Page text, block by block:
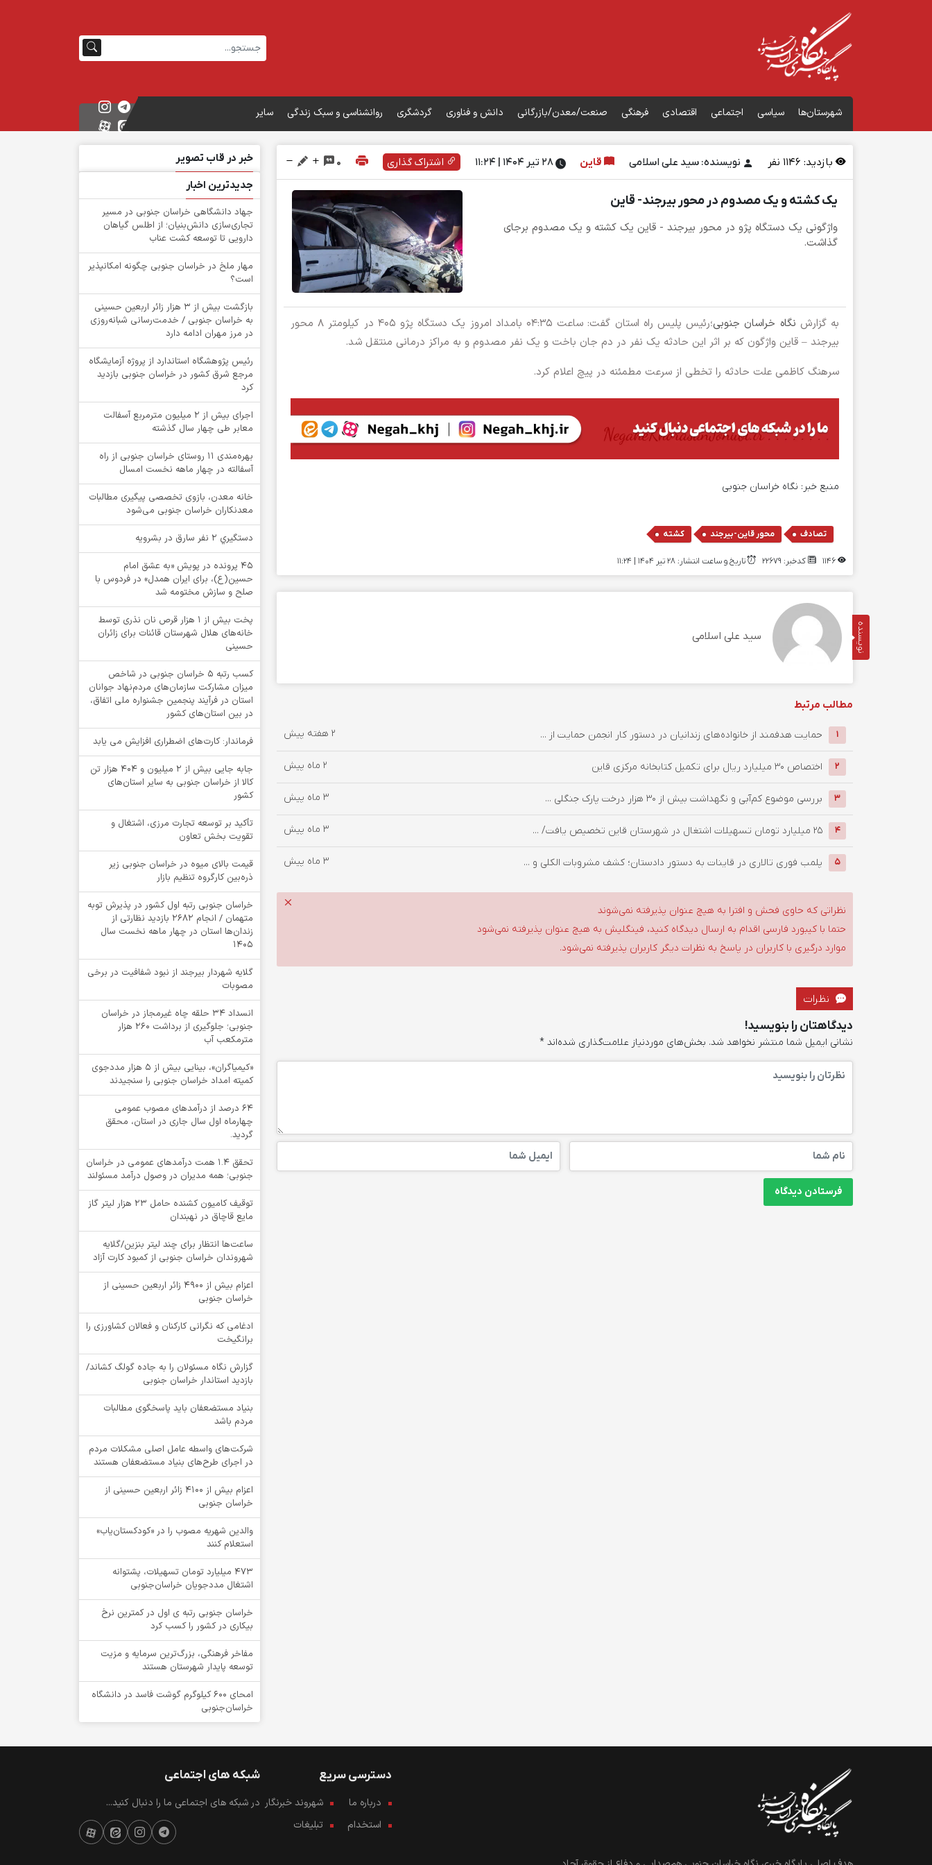
شهرستان‌ها سیاسی اجتماعی اقتصادی فرهنگی صنعت/معدن/بازرگانی دانش و فناوری گردشگری روانشناسی و سبک زندگی سایر
بازدید: نفر نویسنده: سید علی اسلامی قاین ۲۸ تیر ۱۴۰۴ | 11:24 اشتراک گذاری 0
یک کشته و یک مصدوم در محور بیرجند- قاین
واژگونی یک دستگاه پژو در محور بیرجند - قاین یک کشته و یک مصدوم برجای
گذاشت.
به گزارش نگاه خراسان جنوبی
؛رئیس پلیس راه استان گفت: ساعت ۰۴:۳۵ بامداد امروز یک دستگاه پژو ۴۰۵ در کیلومتر ۸ محور
بیرجند – قاین واژگون که بر اثر این حادثه یک نفر در دم جان باخت و یک نفر مصدوم و به مراکز درمانی منتقل شد.
سرهنگ کاظمی علت حادثه را تخطی از سرعت مطمئنه در پیچ اعلام کرد.
منبع خبر: نگاه خراسان جنوبی
تصادف , محور قاین-بیرجند , کشته
کدخبر: 22679 تاریخ و ساعت انتشار: ۲۸ تیر ۱۴۰۴ | 11:24
نویسنده سید علی اسلامی
مطالب مرتبط
1 حمایت هدفمند از خانواده‌های زندانیان در دستور کار انجمن حمایت از ... 2 هفته پیش
2 اختصاص ۳۰ میلیارد ریال برای تکمیل کتابخانه مرکزی قاین 2 ماه پیش
3 بررسی موضوع کم‌آبی و نگهداشت بیش از ۳۰ هزار درخت پارک جنگلی ... 3 ماه پیش
4 ۲۵ میلیارد تومان تسهیلات اشتغال در شهرستان قاین تخصیص یافت/ ... 3 ماه پیش
5 پلمب فوری تالاری در قاینات به دستور دادستان؛ کشف مشروبات الکلی و ... 3 ماه پیش
نظراتی که حاوی فحش و افترا به هیچ عنوان پذیرفته نمی‌شوند
حتما با کیبورد فارسی اقدام به ارسال دیدگاه کنید، فینگلیش به هیچ عنوان پذیرفته نمی‌شود
موارد درگیری با کاربران در پاسخ به نظرات دیگر کاربران پذیرفته نمی‌شود.
نظرات
دیدگاهتان را بنویسید!
نشانی ایمیل شما منتشر نخواهد شد. بخش‌های موردنیاز علامت‌گذاری شده‌اند *
خبر در قاب تصویر
جدیدترین اخبار
جهاد دانشگاهی خراسان جنوبی در مسیر
تجاری‌سازی دانش‌بنیان؛ از اطلس گیاهان
دارویی تا توسعه کشت عناب
‌مهار ملخ در خراسان جنوبی چگونه امکانپذیر
است؟
بازگشت بیش از ۳ هزار زائر اربعین حسینی
به خراسان جنوبی / خدمت‌رسانی شبانه‌روزی
در مرز مهران ادامه دارد
رئیس پژوهشگاه استاندارد از پروژه آزمایشگاه
مرجع شرق کشور در خراسان جنوبی بازدید
کرد
اجرای بیش از ۲ میلیون مترمربع آسفالت
معابر طی چهار سال گذشته
بهره‌مندی ۱۱ روستای خراسان جنوبی از راه
آسفالته در چهار ماهه نخست امسال
خانه معدن، بازوی تخصصی پیگیری مطالبات
معدنکاران خراسان جنوبی می‌شود
دستگيري 2 نفر سارق در بشرويه
۴۵ پرونده در پویش «به عشق امام
حسین(ع)، برای ایران همدل» در فردوس با
صلح و سازش مختومه شد
پخت بیش از 1 هزار قرص نان نذری توسط
خانه‌های هلال شهرستان قائنات برای زائران
حسینی
کسب رتبه ۵ خراسان جنوبی در شاخص
میزان مشارکت سازمان‌های مردم‌نهاد جوانان
استان در فرآیند پنجمین جشنواره ملی اتفاق،
در بین استان‌های کشور
فرماندار: کارت‌های اضطراری افزایش می یابد
جابه جایی بیش از 2 میلیون و 404 هزار تن
کالا از خراسان جنوبی به سایر استان‌های
کشور
تأکید بر توسعه تجارت مرزی، اشتغال و
تقویت بخش تعاون
قیمت بالای میوه در خراسان جنوبی زیر
ذره‌بین کارگروه تنظیم بازار
خراسان جنوبی رتبه اول کشور در پذیرش توبه
متهمان / انجام ۲۶۸۲ بازدید نظارتی از
زندان‌ها استان در چهار ماهه نخست سال
1405
گلایه شهردار بیرجند از نبود شفافیت در برخی
مصوبات
انسداد ۳۴ حلقه چاه غیرمجاز در خراسان
جنوبی؛ جلوگیری از برداشت ۲۶۰ هزار
مترمکعب آب
«کیمیاگران»، بینایی بیش از ۵ هزار مددجوی
کمیته امداد خراسان جنوبی را سنجیدند
64 درصد از درآمدهای مصوب عمومی
چهارماه اول سال جاری در استان، محقق
گردید.
تحقق ۱.۴ همت درآمدهای عمومی در خراسان
جنوبی؛ همه مدیران در وصول درآمد مسئولند
توقيف کامیون کشنده حامل 23 هزار لیتر گاز
مایع قاچاق در نهبندان
ساعت‌ها انتظار برای چند لیتر بنزین/گلایه
شهروندان خراسان جنوبی از کمبود کارت آزاد
اعزام بیش از 4900 زائر اربعین حسینی از
خراسان جنوبی
ادغامی که نگرانی کارکنان و فعالان کشاورزی را
برانگیخت
گزارش نگاه مسئولان را به جاده گولگ کشاند/
بازدید استاندار خراسان جنوبی
بنیاد مستضعفان باید پاسخگوی مطالبات
مردم باشد
شرکت‌های واسطه عامل اصلی مشکلات مردم
در اجرای طرح‌های بنیاد مستضعفان هستند
اعزام بیش از 4100 زائر اربعین حسینی از
خراسان جنوبی
والدین شهریه مصوب را در «کودکستان‌یاب»
استعلام کنند
۴۷۳ میلیارد تومان تسهیلات، پشتوانه
اشتغال مددجویان خراسان‌جنوبی
خراسان جنوبی رتبه ی اول در کمترین نرخ
بیکاری در کشور را کسب کرد
مفاخر فرهنگی، بزرگ‌ترین سرمایه و مزیت
توسعه پایدار شهرستان هستند
امحای ۶۰۰ کیلوگرم گوشت فاسد در دانشگاه
خراسان‌جنوبی
دسترسی سریع
درباره ما
شهروند خبرنگار
استخدام
تبلیغات
شبکه های اجتماعی
در شبکه های اجتماعی ما را دنبال کنید...